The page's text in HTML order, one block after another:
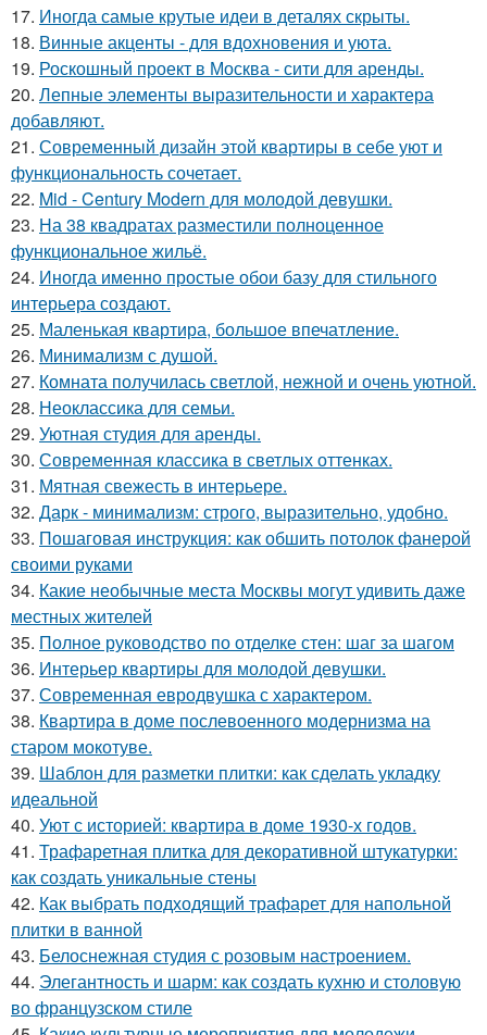
17. Иногда самые крутые идеи в деталях скрыты.
18. Винные акценты - для вдохновения и уюта.
19. Роскошный проект в Москва - сити для аренды.
20. Лепные элементы выразительности и характера
добавляют.
21. Современный дизайн этой квартиры в себе уют и
функциональность сочетает.
22. Mid - Century Modern для молодой девушки.
23. На 38 квадратах разместили полноценное
функциональное жильё.
24. Иногда именно простые обои базу для стильного
интерьера создают.
25. Маленькая квартира, большое впечатление.
26. Минимализм с душой.
27. Комната получилась светлой, нежной и очень уютной.
28. Неоклассика для семьи.
29. Уютная студия для аренды.
30. Современная классика в светлых оттенках.
31. Мятная свежесть в интерьере.
32. Дарк - минимализм: строго, выразительно, удобно.
33. Пошаговая инструкция: как обшить потолок фанерой
своими руками
34. Какие необычные места Москвы могут удивить даже
местных жителей
35. Полное руководство по отделке стен: шаг за шагом
36. Интерьер квартиры для молодой девушки.
37. Современная евродвушка с характером.
38. Квартира в доме послевоенного модернизма на
старом мокотуве.
39. Шаблон для разметки плитки: как сделать укладку
идеальной
40. Уют с историей: квартира в доме 1930-х годов.
41. Трафаретная плитка для декоративной штукатурки:
как создать уникальные стены
42. Как выбрать подходящий трафарет для напольной
плитки в ванной
43. Белоснежная студия с розовым настроением.
44. Элегантность и шарм: как создать кухню и столовую
во французском стиле